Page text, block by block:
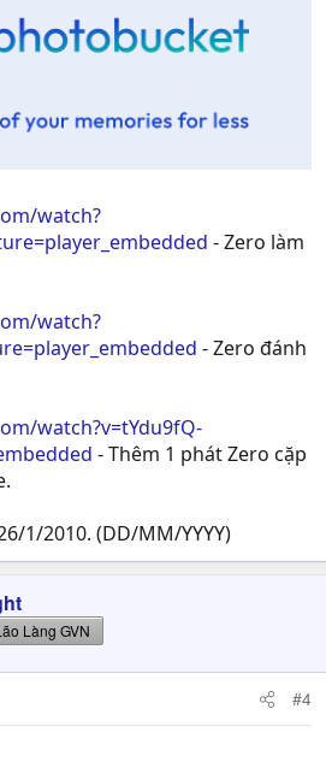
watch?
- Zero làm
watch?
- Zero đánh
watch?v=tYdu9fQ-
- Thêm 1 phát Zero cặp
1/2010. (DD/MM/YYYY)
Làng GVN
#4